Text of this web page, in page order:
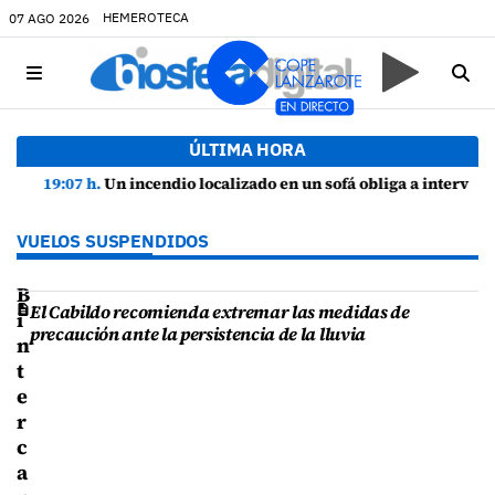
07 AGO 2026 HEMEROTECA
ÚLTIMA HORA
19:07 h.Un incendio localizado en un sofá obliga a intervenir en una vivienda de Playa Honda
VUELOS SUSPENDIDOS
B
i
n
t
e
r
c
a
El Cabildo recomienda extremar las medidas de
precaución ante la persistencia de la lluvia